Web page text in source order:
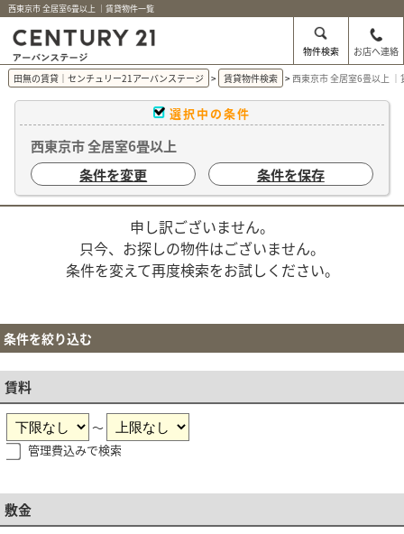
西東京市 全居室6畳以上 ｜賃貸物件一覧
物件検索
お店へ連絡
田無の賃貸｜センチュリー21アーバンステージ
賃貸物件検索 西東京市 全居室6畳以上 ｜
選択中の条件
西東京市 全居室6畳以上
条件を変更
条件を保存
申し訳ございません。
只今、お探しの物件はございません。
条件を変えて再度検索をお試しください。
条件を絞り込む
賃料
～
管理費込みで検索
敷金